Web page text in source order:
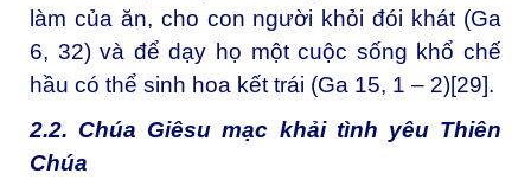
làm của ăn, cho con người khỏi đói khát (Ga
6, 32) và để dạy họ một cuộc sống khổ chế
hầu có thể sinh hoa kết trái (Ga 15, 1 – 2)[29].
2.2. Chúa Giêsu mạc khải tình yêu Thiên
Chúa